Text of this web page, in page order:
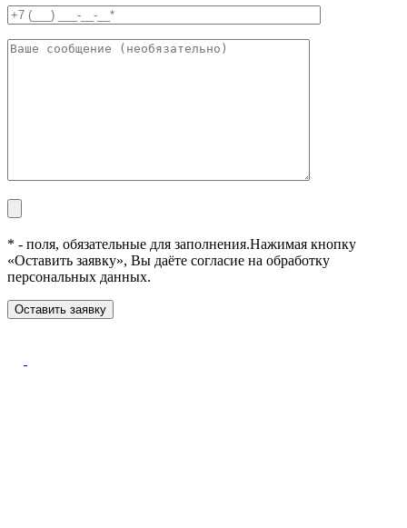
* - поля, обязательные для заполнения.Нажимая кнопку
«Оставить заявку», Вы даёте согласие на обработку
персональных данных.